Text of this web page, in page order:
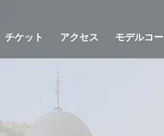
チケット アクセス モデルコ